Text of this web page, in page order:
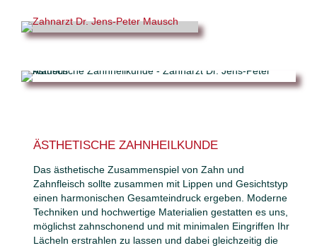
ÄSTHETISCHE ZAHNHEILKUNDE
Das ästhetische Zusammenspiel von Zahn und
Zahnfleisch sollte zusammen mit Lippen und Gesichtstyp
einen harmonischen Gesamteindruck ergeben. Moderne
Techniken und hochwertige Materialien gestatten es uns,
möglichst zahnschonend und mit minimalen Eingriffen Ihr
Lächeln erstrahlen zu lassen und dabei gleichzeitig die